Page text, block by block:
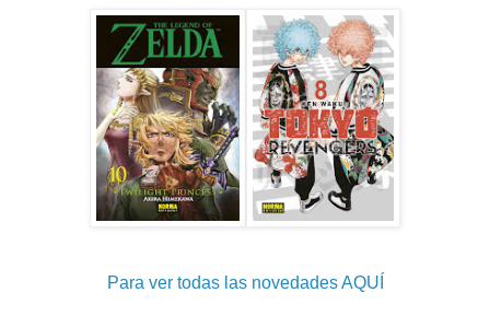
Para ver todas las novedades AQUÍ